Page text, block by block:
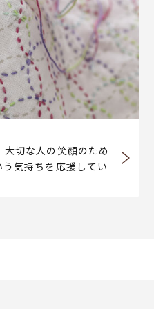
切な人の笑顔のため
気持ちを応援してい